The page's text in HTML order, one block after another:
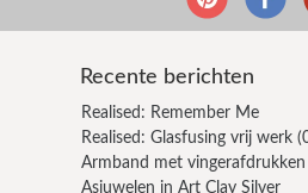
Recente berichten
Realised: Remember Me
Realised: Glasfusing vrij werk
Armband met vingerafdrukken
Asjuwelen in Art Clay Silver